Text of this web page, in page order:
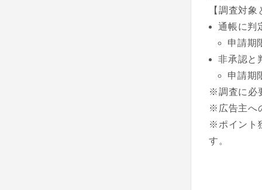
【調査対
通帳に判
申請期
非承認と
申請期
※調査に必
※広告主へ
※ポイント
す。